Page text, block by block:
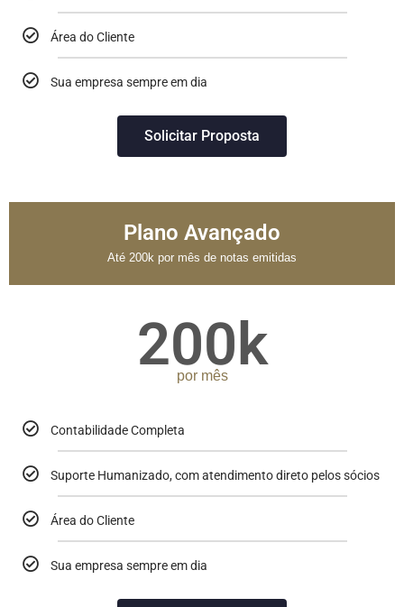
Área do Cliente
Sua empresa sempre em dia
Solicitar Proposta
Plano Avançado
Até 200k por mês de notas emitidas
200k
por mês
Contabilidade Completa
Suporte Humanizado, com atendimento direto pelos sócios
Área do Cliente
Sua empresa sempre em dia